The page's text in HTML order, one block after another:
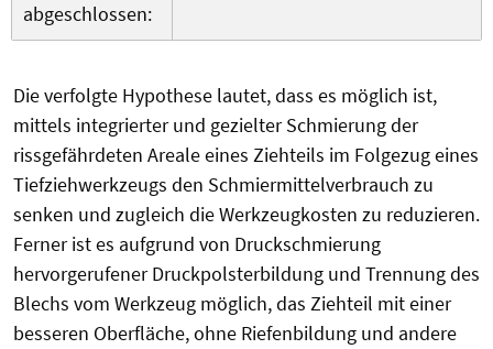
abgeschlossen:
Die verfolgte Hypothese lautet, dass es möglich ist,
mittels integrierter und gezielter Schmierung der
rissgefährdeten Areale eines Ziehteils im Folgezug eines
Tiefziehwerkzeugs den Schmiermittelverbrauch zu
senken und zugleich die Werkzeugkosten zu reduzieren.
Ferner ist es aufgrund von Druckschmierung
hervorgerufener Druckpolsterbildung und Trennung des
Blechs vom Werkzeug möglich, das Ziehteil mit einer
besseren Oberfläche, ohne Riefenbildung und andere